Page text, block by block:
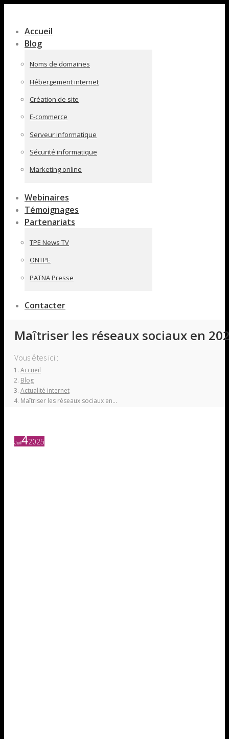
pleine
largeur
Accueil
Blog
Noms de domaines
Hébergement internet
Création de site
E-commerce
Serveur informatique
Sécurité informatique
Marketing online
Webinaires
Témoignages
Partenariats
TPE News TV
ONTPE
PATNA Presse
Contacter
Maîtriser les réseaux sociaux en
Vous êtes ici :
Accueil
Blog
Actualité internet
Maîtriser les réseaux sociaux en…
Juil 42025